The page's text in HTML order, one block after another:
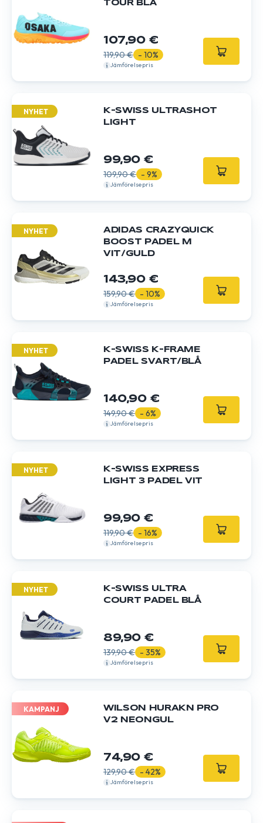
TOUR BLÅ
107,90 €
119,90 € - 10%
Jämförelsepris
NYHET
K-SWISS ULTRASHOT
LIGHT
99,90 €
109,90 € - 9%
Jämförelsepris
NYHET
ADIDAS CRAZYQUICK
BOOST PADEL M
VIT/GULD
143,90 €
159,90 € - 10%
Jämförelsepris
NYHET
K-SWISS K-FRAME
PADEL SVART/BLÅ
140,90 €
149,90 € - 6%
Jämförelsepris
NYHET
K-SWISS EXPRESS
LIGHT 3 PADEL VIT
99,90 €
119,90 € - 16%
Jämförelsepris
NYHET
K-SWISS ULTRA
COURT PADEL BLÅ
89,90 €
139,90 € - 35%
Jämförelsepris
KAMPANJ
WILSON HURAKN PRO
V2 NEONGUL
74,90 €
129,90 € - 42%
Jämförelsepris